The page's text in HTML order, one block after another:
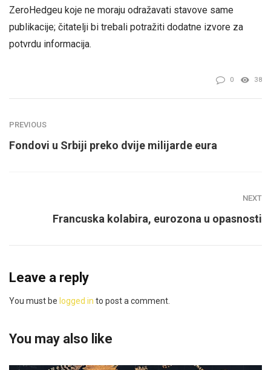
ZeroHedgeu koje ne moraju odražavati stavove same
publikacije; čitatelji bi trebali potražiti dodatne izvore za
potvrdu informacija.
0 38
PREVIOUS
Fondovi u Srbiji preko dvije milijarde eura
NEXT
Francuska kolabira, eurozona u opasnosti
Leave a reply
You must be logged in to post a comment.
You may also like